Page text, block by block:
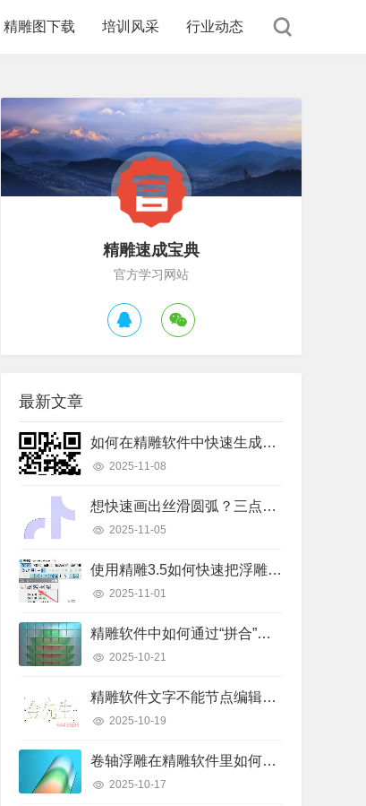
精雕图下载 培训风采 行业动态
精雕速成宝典
官方学习网站
最新文章
如何在精雕软件中快速生成二维码线条？详细操作步骤解析
2025-11-08
想快速画出丝滑圆弧？三点弧工具真的好用吗？
2025-11-05
使用精雕3.5如何快速把浮雕路径转换成曲面模型？
2025-11-01
精雕软件中如何通过“拼合”实现浮雕图的渐变叠加？
2025-10-21
精雕软件文字不能节点编辑怎么办？快速解决指南
2025-10-19
卷轴浮雕在精雕软件里如何快速制作出来？
2025-10-17